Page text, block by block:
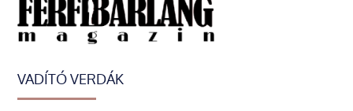
VADÍTÓ VERDÁK